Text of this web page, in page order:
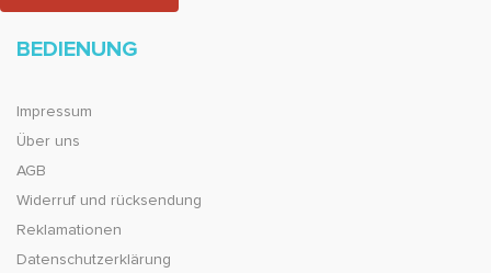
BEDIENUNG
Impressum
Über uns
AGB
Widerruf und rücksendung
Reklamationen
Datenschutzerklärung